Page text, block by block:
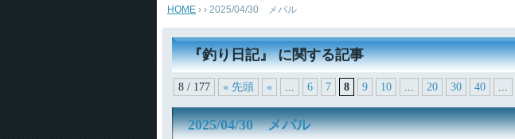
HOME › › 2025/04/30 メバル
『釣り日記』 に関する記事
8 / 177 « 先頭 « ... 6 7 8 9 10 ... 20 30 40 ...
2025/04/30 メバル